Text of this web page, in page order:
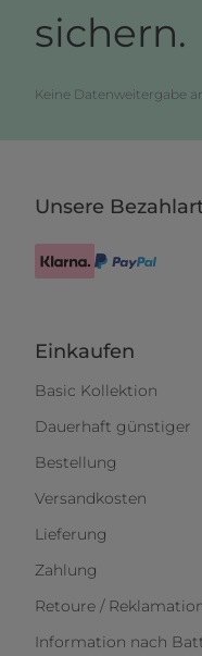
sichern.
Keine Datenweitergabe
Unsere
Einkaufen
Basic Kollektion
Dauerhaft günstiger
Bestellung
Versandkosten
Lieferung
Zahlung
Retoure /
Information nach